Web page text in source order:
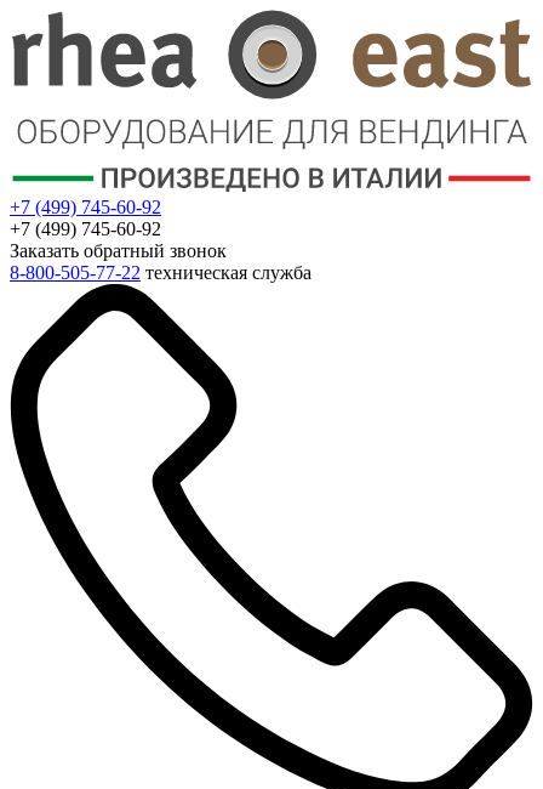
+7 (499) 745-60-92
+7 (499) 745-60-92
Заказать обратный звонок
8-800-505-77-22 техническая служба